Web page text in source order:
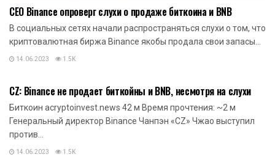
CEO Binance опроверг слухи о продаже биткоина и BNB
В социальных сетях начали распространяться слухи о том, что
криптовалютная биржа Binance якобы продала свои запасы...
14.06.2023 1.5K
CZ: Binance не продает биткойны и BNB, несмотря на слухи
Биткоин acryptoinvest.news 42 м Время прочтения: ~2 м
Генеральный директор Binance Чанпэн «CZ» Чжао выступил
против...
14.06.2023 1.5K